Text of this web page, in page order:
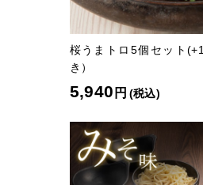
桜うまトロ5個セット
き）
5,940 円 (税込)